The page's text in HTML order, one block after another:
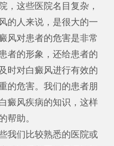
，这些医院名目复杂，
的人来说，是很大的一
风对患者的危害是非常
者的形象，还给患者的
时对白癜风进行有效的
的危害。我们的患者朋
癜风疾病的知识，这样
帮助。
们比较熟悉的医院或